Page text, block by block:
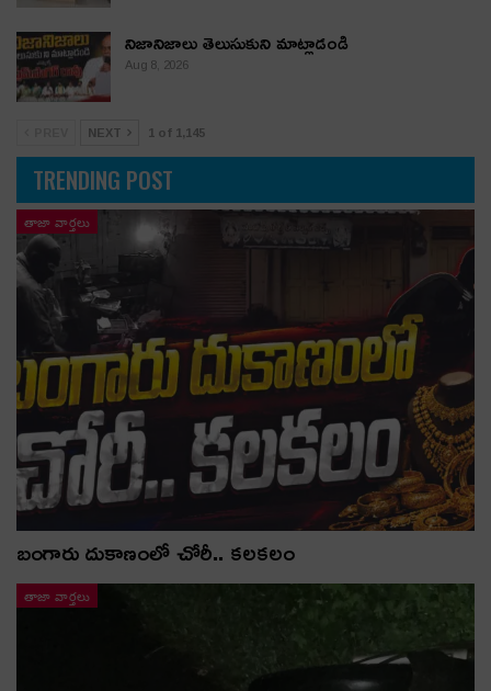
నిజానిజాలు తెలుసుకుని మాట్లాడండి
Aug 8, 2026
NEXT 1 of 1,145
TRENDING POST
తాజా వార్తలు
బంగారు దుకాణంలో చోరీ.. కలకలం
తాజా వార్తలు